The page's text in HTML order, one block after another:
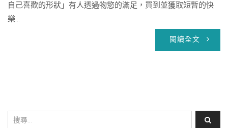
自己喜歡的形狀」有人透過物慾的滿足，買到並獲取短暫的快
樂...
閱讀全文